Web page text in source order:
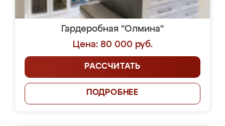
Гардеробная "Олмина"
Цена: 80 000 руб.
РАССЧИТАТЬ
ПОДРОБНЕЕ